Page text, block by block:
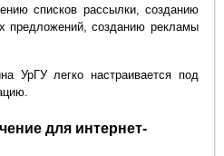
списков рассылки, созданию
предложений, созданию рекламы
УрГУ легко настраивается под
для интернет-